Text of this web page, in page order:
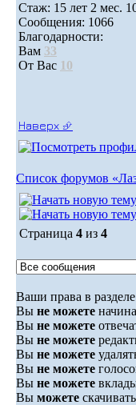
Стаж: 15 лет 2 мес.
Сообщения: 1066
Благодарности:
Вам 33
От Вас 10
Наверх ⮵
Список форумов
Страница 4 из 4
Ваши права в
Вы не можете
Вы не можете
Вы не можете
Вы не можете
Вы не можете
Вы не можете
Вы можете